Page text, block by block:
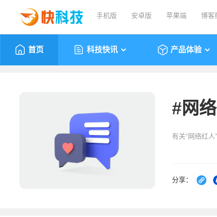
手机版 安卓版 苹果端 博客
首页 科技快讯 产品体验
#网
有关“网络红
分享：